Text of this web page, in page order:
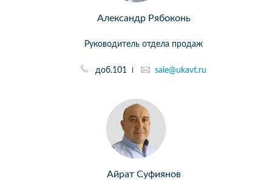
Александр Рябоконь
Руководитель отдела продаж
доб.101 sale@ukavt.ru
Айрат Суфиянов